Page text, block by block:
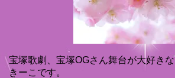
宝塚歌劇、宝塚OGさん舞台が大好きな
きーこです。